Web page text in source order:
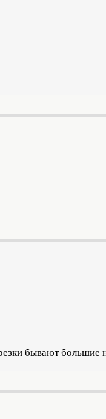
бывают большие